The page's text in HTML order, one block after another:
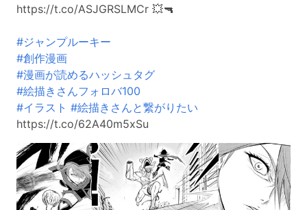
https://t.co/ASJGRSLMCr 💥🔫
#ジャンプルーキー
#創作漫画
#漫画が読めるハッシュタグ
#絵描きさんフォロバ100
#イラスト #絵描きさんと繋がりたい
https://t.co/62A40m5xSu